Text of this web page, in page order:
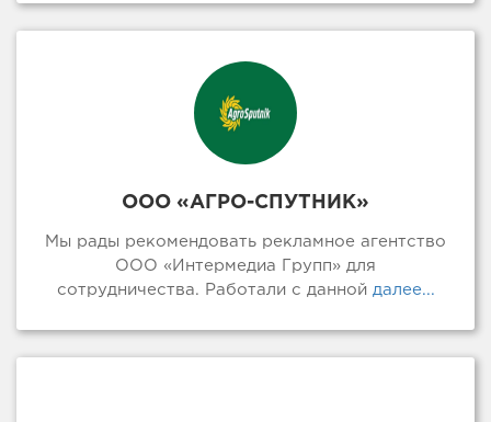
ООО «АГРО-СПУТНИК»
Мы рады рекомендовать рекламное агентство
ООО «Интермедиа Групп» для
сотрудничества. Работали с даннойдалее...